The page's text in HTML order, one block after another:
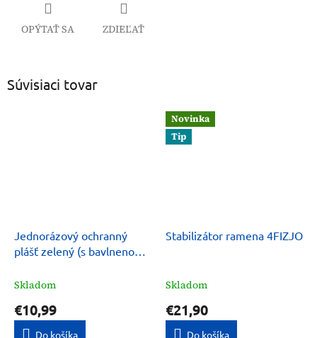
OPÝTAŤ SA ZDIEĽAŤ
Súvisiaci tovar
Jednorázový ochranný
plášť zelený (s bavlnenou
Skladom
€10,99
Do košíka
Novinka
Tip
Stabilizátor ramena 4FIZJO
Skladom
€21,90
Do košíka